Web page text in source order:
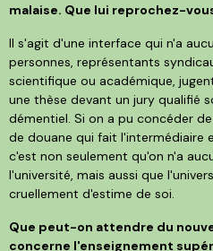
malaise. Que lui reprochez-
Il s'agit d'une interface qui n'a
personnes, représentants
scientifique ou académique,
une thèse devant un jury qualifié
démentiel. Si on a pu concéder
de douane qui fait l'intermédiaire
c'est non seulement qu'on n'a
l'université, mais aussi que
cruellement d'estime de soi.
Que peut-on attendre du
concerne l'enseignement